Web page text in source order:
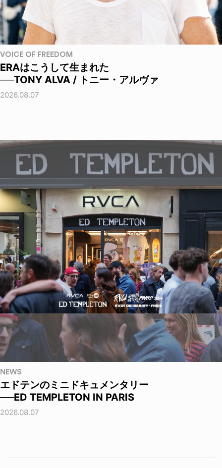
VOICE OF FREEDOM
ERAはこうして生まれた
──TONY ALVA / トニー・アルヴァ
2026.08.07
NEWS
エドテンのミニドキュメンタリー
──ED TEMPLETON IN PARIS
2026.08.07